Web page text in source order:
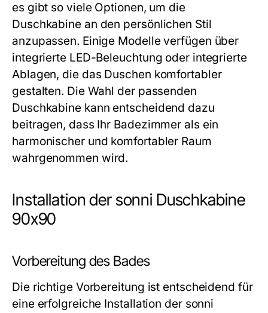
es gibt so viele Optionen, um die
Duschkabine an den persönlichen Stil
anzupassen. Einige Modelle verfügen über
integrierte LED-Beleuchtung oder integrierte
Ablagen, die das Duschen komfortabler
gestalten. Die Wahl der passenden
Duschkabine kann entscheidend dazu
beitragen, dass Ihr Badezimmer als ein
harmonischer und komfortabler Raum
wahrgenommen wird.
Installation der sonni Duschkabine
90x90
Vorbereitung des Bades
Die richtige Vorbereitung ist entscheidend für
eine erfolgreiche Installation der sonni